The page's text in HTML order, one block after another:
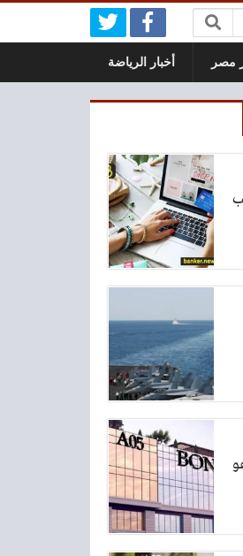
مصر أخبار الرياضة